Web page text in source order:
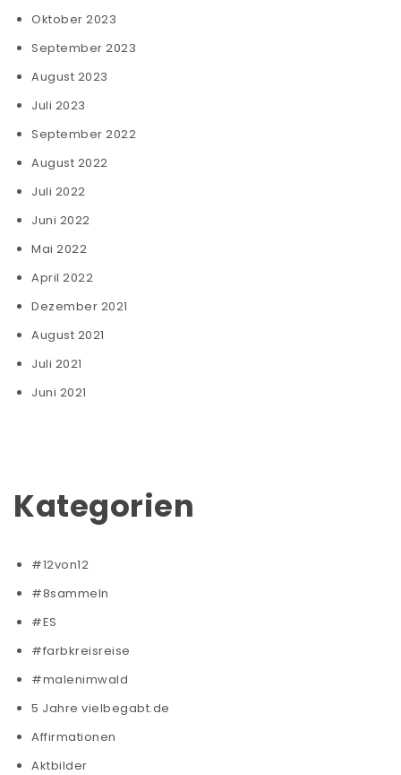
Oktober 2023
September 2023
August 2023
Juli 2023
September 2022
August 2022
Juli 2022
Juni 2022
Mai 2022
April 2022
Dezember 2021
August 2021
Juli 2021
Juni 2021
Kategorien
#12von12
#8sammeln
#ES
#farbkreisreise
#malenimwald
5 Jahre vielbegabt.de
Affirmationen
Aktbilder